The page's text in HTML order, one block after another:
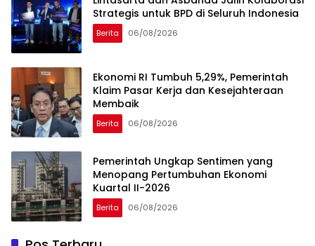
Strategis untuk BPD di Seluruh Indonesia
Berita 06/08/2026
Ekonomi RI Tumbuh 5,29%, Pemerintah
Klaim Pasar Kerja dan Kesejahteraan
Membaik
Berita 06/08/2026
Pemerintah Ungkap Sentimen yang
Menopang Pertumbuhan Ekonomi
Kuartal II-2026
Berita 06/08/2026